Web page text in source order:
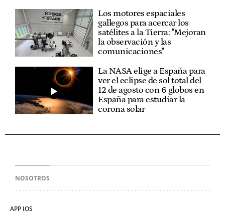
Los motores espaciales
gallegos para acercar los
satélites a la Tierra: "Mejoran
la observación y las
comunicaciones"
La NASA elige a España para
ver el eclipse de sol total del
12 de agosto con 6 globos en
España para estudiar la
corona solar
NOSOTROS
APP IOS